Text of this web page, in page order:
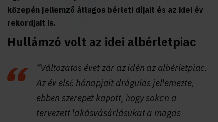
közepén jellemző átlagos bérleti díjait és az idei év
rekordjait is.
Hullámzó volt az idei albérletpiac
“Változatos évet zár az idén az albérletpiac.
Az év első hónapjait drágulás jellemezte,
ebben szerepet kapott, hogy sokan a
tervezett lakásvásárlásukat a magas